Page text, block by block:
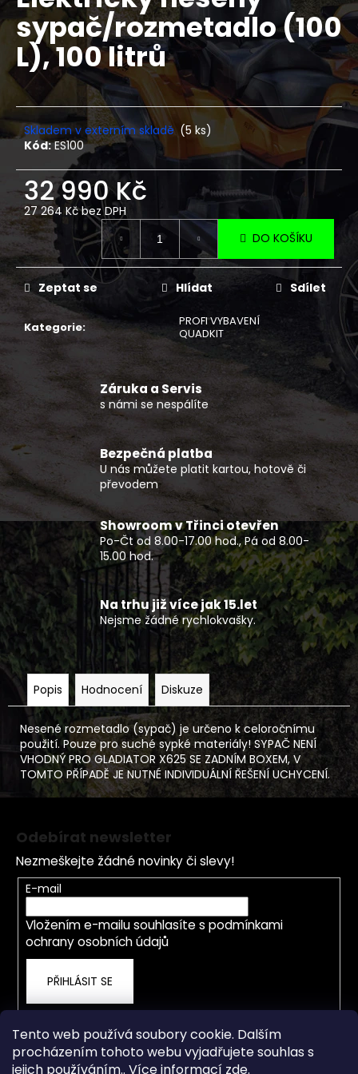
Tento web používá soubory cookie. Dalším
procházením tohoto webu vyjadřujete souhlas s
jejich používáním.. Více informací zde.
0,0
z
5
hvězdiček.
sypač/rozmetadlo (100
L), 100 litrů
Skladem v externím skladě (5 ks)
Kód: ES100
32 990 Kč
27 264 Kč bez DPH
Měrná
cena:
DO KOŠÍKU
Kategorie:
PROFI VYBAVENÍ
QUADKIT
Zeptat se Hlídat Sdílet
Záruka a Servis
s námi se nespálíte
Bezpečná platba
U nás můžete platit kartou, hotově či
převodem
Showroom v Třinci otevřen
Po-Čt od 8.00-17.00 hod., Pá od 8.00-
15.00 hod.
Na trhu již více jak 15.let
Nejsme žádné rychlokvašky.
Popis Hodnocení Diskuze
Nesené rozmetadlo (sypač) je určeno k celoročnímu
použití. Pouze pro suché sypké materiály! SYPAČ NENÍ
VHODNÝ PRO GLADIATOR X625 SE ZADNÍM BOXEM, V
TOMTO PŘÍPADĚ JE NUTNÉ INDIVIDUÁLNÍ ŘEŠENÍ UCHYCENÍ.
a
j
í
t
?
HLEDAT
D
o
p
o
u
j
m
e
PRACOVNÍ
ČTYŘKOLKA
GOES
TERROX
1000
LIMITED
EU5+
ČERNÝ
293
990
Kč
Odebírat newsletter
Nezmeškejte žádné novinky či slevy!
E-mail
Vložením e-mailu souhlasíte s podmínkami
ochrany osobních údajů
PŘIHLÁSIT SE